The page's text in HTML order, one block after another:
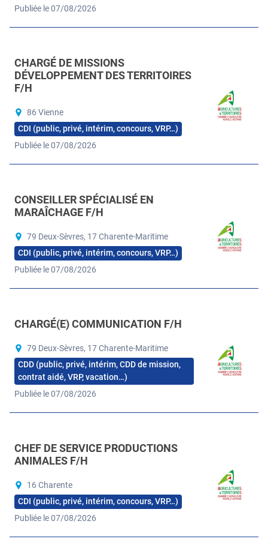
Publiée le 07/08/2026
CHARGÉ DE MISSIONS
DÉVELOPPEMENT DES TERRITOIRES
F/H
86 Vienne
CDI (public, privé, intérim, concours, VRP…)
Publiée le 07/08/2026
CONSEILLER SPÉCIALISÉ EN
MARAÎCHAGE F/H
79 Deux-Sèvres, 17 Charente-Maritime
CDI (public, privé, intérim, concours, VRP…)
Publiée le 07/08/2026
CHARGÉ(E) COMMUNICATION F/H
79 Deux-Sèvres, 17 Charente-Maritime
CDD (public, privé, intérim, CDD de mission,
contrat aidé, VRP, vacation…)
Publiée le 07/08/2026
CHEF DE SERVICE PRODUCTIONS
ANIMALES F/H
16 Charente
CDI (public, privé, intérim, concours, VRP…)
Publiée le 07/08/2026